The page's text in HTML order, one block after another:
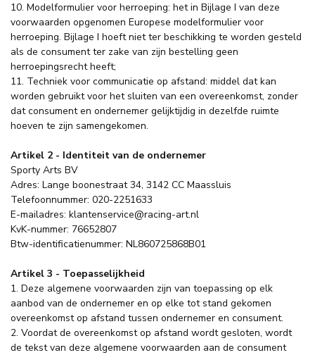
10. Modelformulier voor herroeping: het in Bijlage I van deze
voorwaarden opgenomen Europese modelformulier voor
herroeping. Bijlage I hoeft niet ter beschikking te worden gesteld
als de consument ter zake van zijn bestelling geen
herroepingsrecht heeft;
11. Techniek voor communicatie op afstand: middel dat kan
worden gebruikt voor het sluiten van een overeenkomst, zonder
dat consument en ondernemer gelijktijdig in dezelfde ruimte
hoeven te zijn samengekomen.
Artikel 2 - Identiteit van de ondernemer
Sporty Arts BV
Adres: Lange boonestraat 34, 3142 CC Maassluis
Telefoonnummer: 020-2251633
E-mailadres: klantenservice@racing-art.nl
KvK-nummer: 76652807
Btw-identificatienummer: NL860725868B01
Artikel 3 - Toepasselijkheid
1. Deze algemene voorwaarden zijn van toepassing op elk
aanbod van de ondernemer en op elke tot stand gekomen
overeenkomst op afstand tussen ondernemer en consument.
2. Voordat de overeenkomst op afstand wordt gesloten, wordt
de tekst van deze algemene voorwaarden aan de consument